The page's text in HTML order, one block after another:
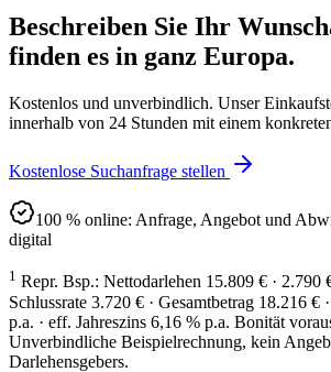
Beschreiben Sie Ihr
finden es in ganz Europa.
Kostenlos und unverbindlich. Unser
innerhalb von 24 Stunden mit einem
Kostenlose Suchanfrage stellen
100 % online: Anfrage, Angebot und
digital
1 Repr. Bsp.: Nettodarlehen 15.809 € · 2.790
Schlussrate 3.720 € · Gesamtbetrag 18.216 €
p.a. · eff. Jahreszins 6,16 % p.a. Bonität
Unverbindliche Beispielrechnung, kein
Darlehensgebers.